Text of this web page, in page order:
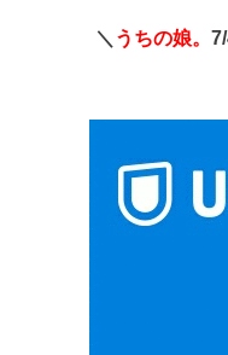
＼ うちの娘。